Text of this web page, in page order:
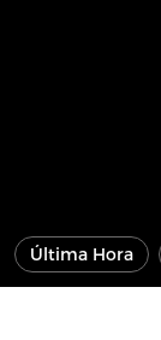
Última Hora